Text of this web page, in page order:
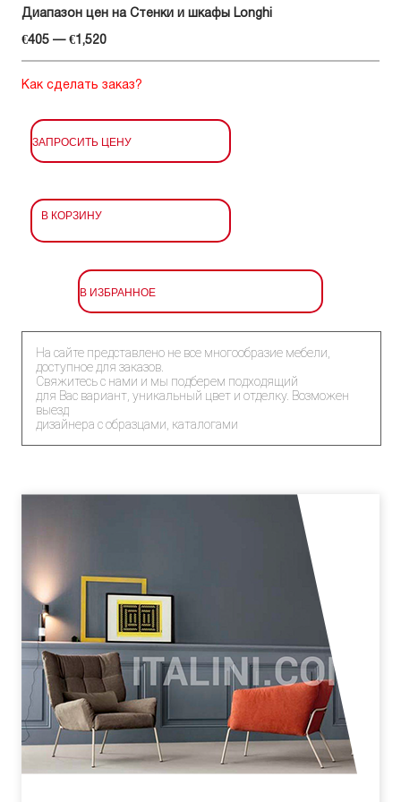
Диапазон цен на Стенки и шкафы Longhi
€405 — €1,520
Как сделать заказ?
ЗАПРОСИТЬ ЦЕНУ
В КОРЗИНУ
В ИЗБРАННОЕ
На сайте представлено не все многообразие мебели,
доступное для заказов.
Свяжитесь с нами и мы подберем подходящий
для Вас вариант, уникальный цвет и отделку. Возможен
выезд
дизайнера с образцами, каталогами